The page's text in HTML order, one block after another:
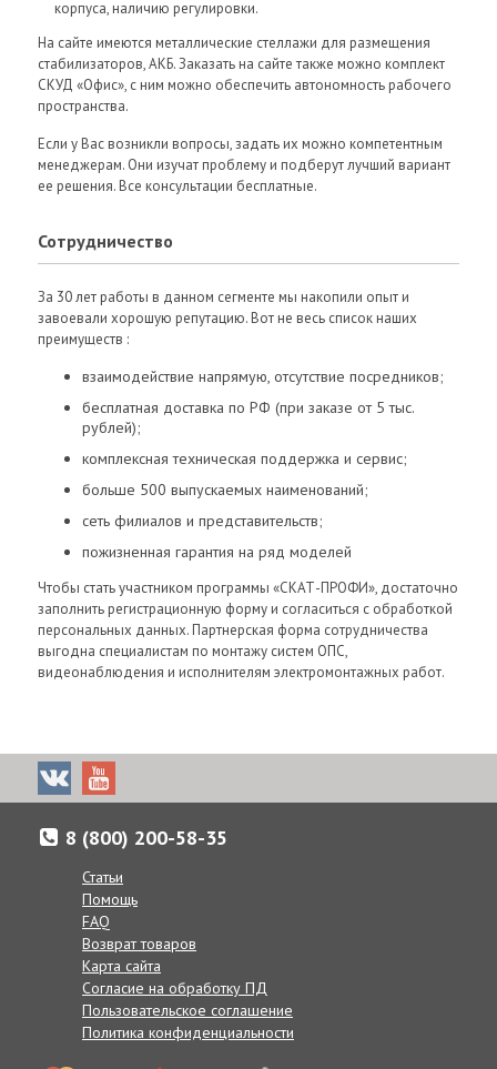
корпуса, наличию регулировки.
На сайте имеются металлические стеллажи для размещения
стабилизаторов, АКБ. Заказать на сайте также можно комплект
СКУД «Офис», с ним можно обеспечить автономность рабочего
пространства.
Если у Вас возникли вопросы, задать их можно компетентным
менеджерам. Они изучат проблему и подберут лучший вариант
ее решения. Все консультации бесплатные.
Сотрудничество
За 30 лет работы в данном сегменте мы накопили опыт и
завоевали хорошую репутацию. Вот не весь список наших
преимуществ :
взаимодействие напрямую, отсутствие посредников;
бесплатная доставка по РФ (при заказе от 5 тыс.
рублей);
комплексная техническая поддержка и сервис;
больше 500 выпускаемых наименований;
сеть филиалов и представительств;
пожизненная гарантия на ряд моделей
Чтобы стать участником программы «СКАТ-ПРОФИ», достаточно
заполнить регистрационную форму и согласиться с обработкой
персональных данных. Партнерская форма сотрудничества
выгодна специалистам по монтажу систем ОПС,
видеонаблюдения и исполнителям электромонтажных работ.
8 (800) 200-58-35
Статьи
Помощь
FAQ
Возврат товаров
Карта сайта
Согласие на обработку ПД
Пользовательское соглашение
Политика конфиденциальности